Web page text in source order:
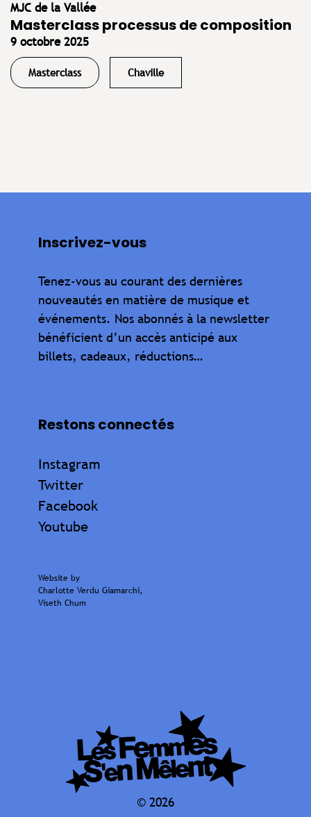
MJC de la Vallée
Masterclass processus de composition
9 octobre 2025
Masterclass Chaville
Inscrivez-vous
Tenez-vous au courant des dernières
nouveautés en matière de musique et
événements. Nos abonnés à la newsletter
bénéficient d’un accès anticipé aux
billets, cadeaux, réductions…
© 2026
Restons connectés
Instagram
Twitter
Facebook
Youtube
Website by
Charlotte Verdu Giamarchi,
Viseth Chum